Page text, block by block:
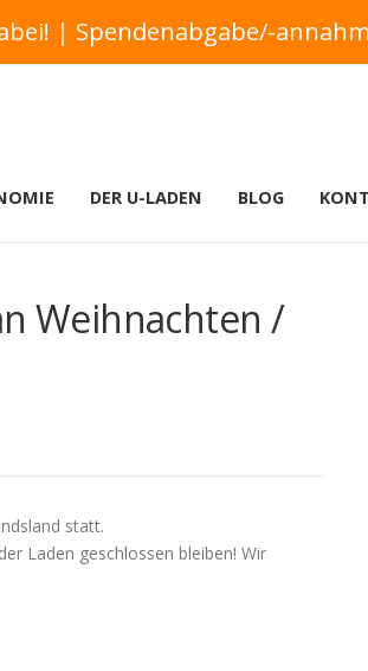
| Spendenabgabe/-
DER U-LADEN BLOG
Weihnachten /
statt.
Laden geschlossen bleiben! Wir